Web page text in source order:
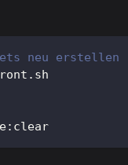
neu erstellen